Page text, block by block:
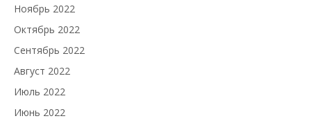
Ноябрь 2022
Октябрь 2022
Сентябрь 2022
Август 2022
Июль 2022
Июнь 2022